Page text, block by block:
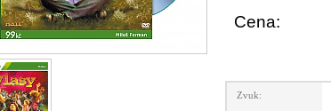
Cena:
Zvuk: